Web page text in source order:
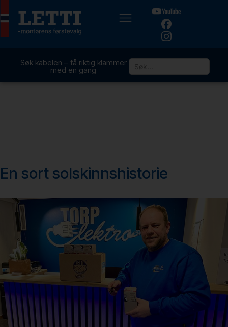
Søk kabelen – få riktig klammer
med en gang
En sort solskinnshistorie